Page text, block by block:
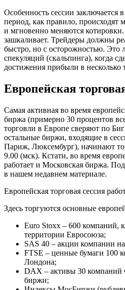
Особенность сессии заключается
период, как правило,
и мгновенно меняются
зашкаливает. Трейдеры должны
быстро, но с осторожностью. Это
спекуляций (скальпинга), когда
достижения прибыли в несколько
Европейская
Самая активная во время
биржа (примерно 30 процентов
торговли в Европе сверяют по
остальные биржи, входящие в
Париж, Люксембург), начинают
9.00 (мск). Кстати, во время
работает и Московская биржа.
в нашем недавнем материале.
Европейская торговая сессия
Здесь торгуются основные
Euro Stoxx – 600 компаний,
территории Евросоюза;
SAS 40 – акции компании
FTSE – ценные бумаги 100
Лондона;
DAX – активы 30 компаний
биржи;